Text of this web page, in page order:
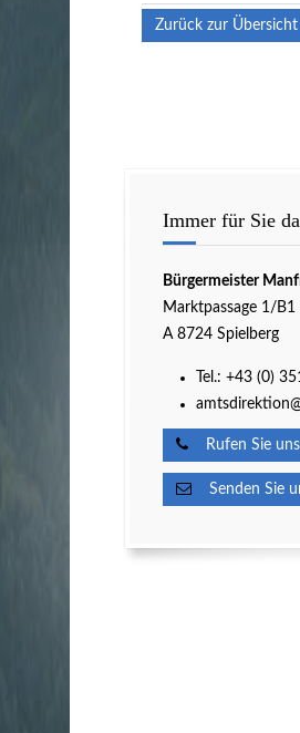
Zurück zur Übersicht
Immer für Sie
Bürgermeister
Marktpassage 1/B1
A 8724 Spielberg
Tel.: +43 (0)
Rufen Sie
Senden Sie